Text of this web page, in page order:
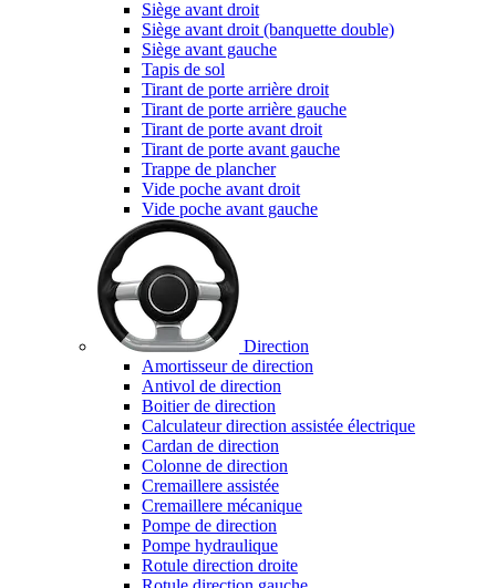
Siège avant droit
Siège avant droit (banquette double)
Siège avant gauche
Tapis de sol
Tirant de porte arrière droit
Tirant de porte arrière gauche
Tirant de porte avant droit
Tirant de porte avant gauche
Trappe de plancher
Vide poche avant droit
Vide poche avant gauche
Direction
Amortisseur de direction
Antivol de direction
Boitier de direction
Calculateur direction assistée électrique
Cardan de direction
Colonne de direction
Cremaillere assistée
Cremaillere mécanique
Pompe de direction
Pompe hydraulique
Rotule direction droite